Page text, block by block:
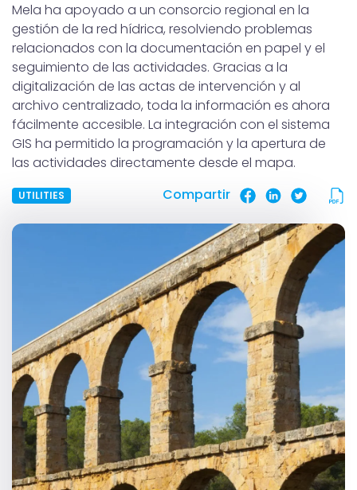
Mela ha apoyado a un consorcio regional en la
gestión de la red hídrica, resolviendo problemas
relacionados con la documentación en papel y el
seguimiento de las actividades. Gracias a la
digitalización de las actas de intervención y al
archivo centralizado, toda la información es ahora
fácilmente accesible. La integración con el sistema
GIS ha permitido la programación y la apertura de
las actividades directamente desde el mapa.
UTILITIES Compartir